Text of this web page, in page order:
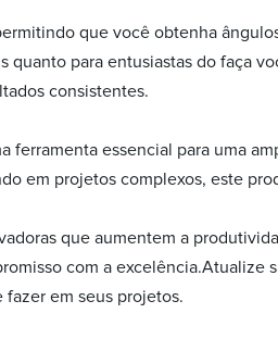
que você obtenha
quanto para entusiastas do faça
consistentes.
ferramenta essencial para uma
em projetos complexos, este
que aumentem a
com a
em seus projetos.